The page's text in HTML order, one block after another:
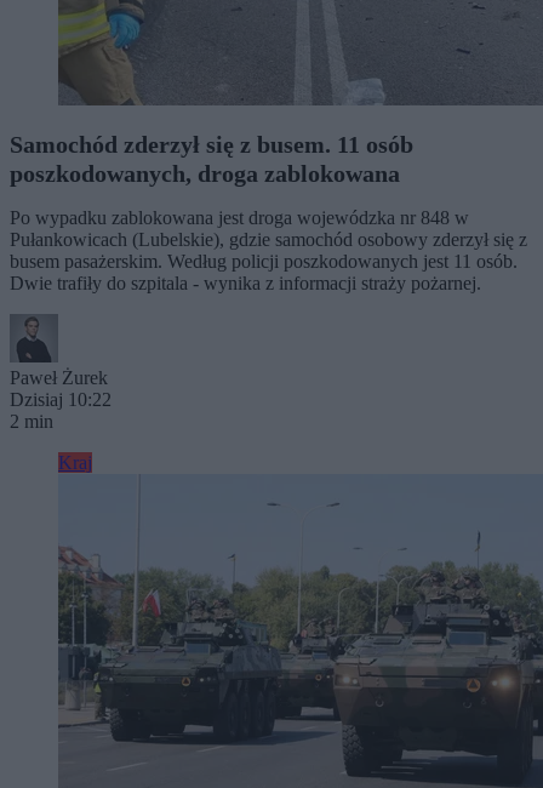
Samochód zderzył się z busem. 11 osób
poszkodowanych, droga zablokowana
Po wypadku zablokowana jest droga wojewódzka nr 848 w
Pułankowicach (Lubelskie), gdzie samochód osobowy zderzył się z
busem pasażerskim. Według policji poszkodowanych jest 11 osób.
Dwie trafiły do szpitala - wynika z informacji straży pożarnej.
Paweł Żurek
Dzisiaj 10:22
2 min
Kraj